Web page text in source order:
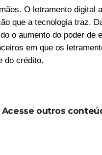
O letramento digital
que a tecnologia traz.
o aumento do poder de
em que os
do crédito.
outros